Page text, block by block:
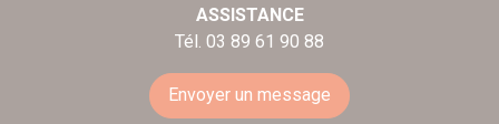
ASSISTANCE
Tél. 03 89 61 90 88
Envoyer un message